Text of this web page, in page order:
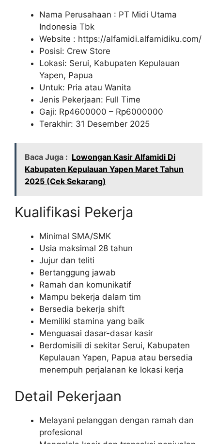
Nama Perusahaan : PT Midi Utama
Indonesia Tbk
Website : https://alfamidi.alfamidiku.com/
Posisi: Crew Store
Lokasi: Serui, Kabupaten Kepulauan
Yapen, Papua
Untuk: Pria atau Wanita
Jenis Pekerjaan: Full Time
Gaji: Rp4600000 – Rp6000000
Terakhir: 31 Desember 2025
Baca Juga : Lowongan Kasir Alfamidi Di
Kabupaten Kepulauan Yapen Maret Tahun
2025 (Cek Sekarang)
Kualifikasi Pekerja
Minimal SMA/SMK
Usia maksimal 28 tahun
Jujur dan teliti
Bertanggung jawab
Ramah dan komunikatif
Mampu bekerja dalam tim
Bersedia bekerja shift
Memiliki stamina yang baik
Menguasai dasar-dasar kasir
Berdomisili di sekitar Serui, Kabupaten
Kepulauan Yapen, Papua atau bersedia
menempuh perjalanan ke lokasi kerja
Detail Pekerjaan
Melayani pelanggan dengan ramah dan
profesional